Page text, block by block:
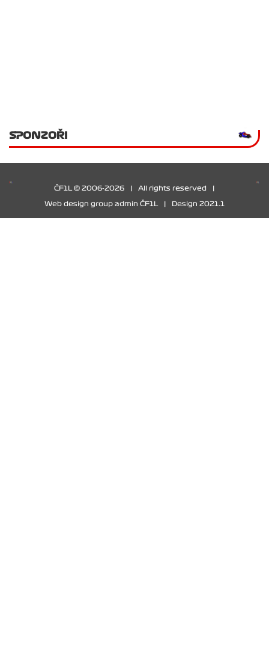
SPONZOŘI
ČF1L © 2006-2026 All rights reserved
Web design group admin ČF1L Design 2021.1